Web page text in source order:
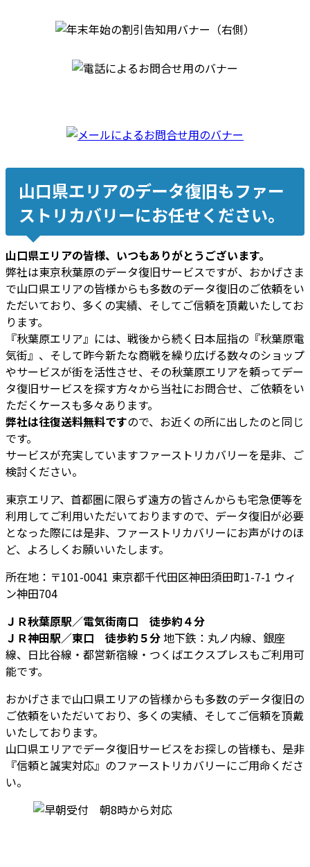
山口県エリアのデータ復旧もファー
ストリカバリーにお任せください。
山口県エリアの皆様、いつもありがとうございます。
弊社は東京秋葉原のデータ復旧サービスですが、おかげさま
で山口県エリアの皆様からも多数のデータ復旧のご依頼をい
ただいており、多くの実績、そしてご信頼を頂戴いたしてお
ります。
『秋葉原エリア』には、戦後から続く日本屈指の『秋葉原電
気街』、そして昨今新たな商戦を繰り広げる数々のショップ
やサービスが街を活性させ、その秋葉原エリアを頼ってデー
タ復旧サービスを探す方々から当社にお問合せ、ご依頼をい
ただくケースも多々あります。
弊社は往復送料無料ですので、お近くの所に出したのと同じ
です。
サービスが充実していますファーストリカバリーを是非、ご
検討ください。
東京エリア、首都圏に限らず遠方の皆さんからも宅急便等を
利用してご利用いただいておりますので、データ復旧が必要
となった際には是非、ファーストリカバリーにお声がけのほ
ど、よろしくお願いいたします。
所在地：〒101-0041 東京都千代田区神田須田町1-7-1 ウィ
ン神田704
ＪＲ秋葉原駅／電気街南口 徒歩約４分
ＪＲ神田駅／東口 徒歩約５分地下鉄：丸ノ内線、銀座
線、日比谷線・都営新宿線・つくばエクスプレスもご利用可
能です。
おかげさまで山口県エリアの皆様からも多数のデータ復旧の
ご依頼をいただいており、多くの実績、そしてご信頼を頂戴
いたしております。
山口県エリアでデータ復旧サービスをお探しの皆様も、是非
『信頼と誠実対応』のファーストリカバリーにご用命くださ
い。